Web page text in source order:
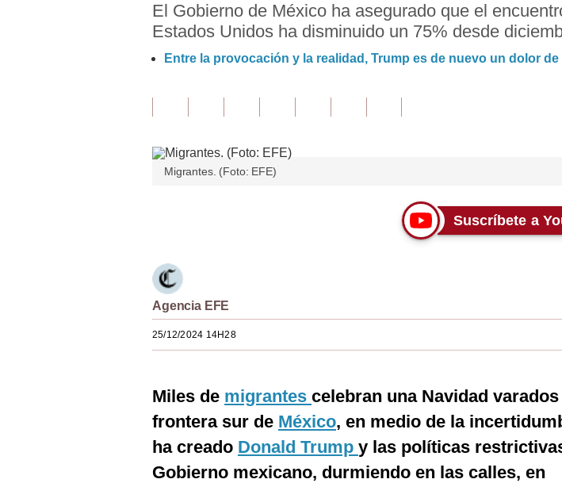
El Gobierno de México ha asegurado que el
Estados Unidos ha disminuido un 75% desde
Entre la provocación y la realidad, Trump es de nuevo un dolor
Migrantes. (Foto: EFE)
Suscríbete a
Agencia EFE
25/12/2024 14H28
Miles de migrantes celebran una Navidad
frontera sur de México, en medio de la
ha creado Donald Trump y las políticas
Gobierno mexicano, durmiendo en las calles, en